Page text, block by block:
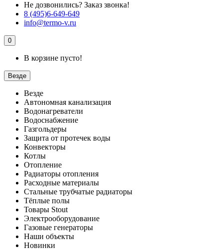
Не дозвонились? Заказ звонка!
8 (495)6-649-649
info@termo-v.ru
0
В корзине пусто!
Везде
Везде
Автономная канализация
Водонагреватели
Водоснабжение
Газгольдеры
Защита от протечек воды
Конвекторы
Котлы
Отопление
Радиаторы отопления
Расходные материалы
Стальные трубчатые радиаторы
Тёплые полы
Товары Stout
Электрооборудование
Газовые генераторы
Наши объекты
Новинки